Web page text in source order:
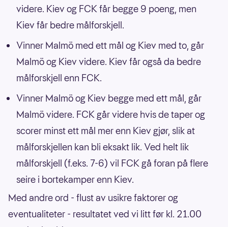
videre. Kiev og FCK får begge 9 poeng, men
Kiev får bedre målforskjell.
Vinner Malmö med ett mål og Kiev med to, går
Malmö og Kiev videre. Kiev får også da bedre
målforskjell enn FCK.
Vinner Malmö og Kiev begge med ett mål, går
Malmö videre. FCK går videre hvis de taper og
scorer minst ett mål mer enn Kiev gjør, slik at
målforskjellen kan bli eksakt lik. Ved helt lik
målforskjell (f.eks. 7-6) vil FCK gå foran på flere
seire i bortekamper enn Kiev.
Med andre ord - flust av usikre faktorer og
eventualiteter - resultatet ved vi litt før kl. 21.00